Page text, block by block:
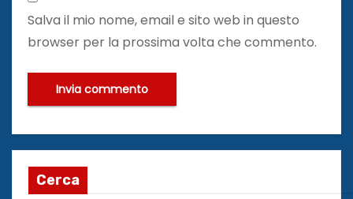
Salva il mio nome, email e sito web in questo
browser per la prossima volta che commento.
Cerca